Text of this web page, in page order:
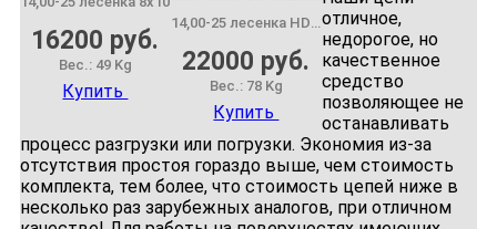
16200 руб.
Вес.: 49 Kg
Купить
22000 руб.
Вес.: 78 Kg
Купить
отличное,
недорогое, но
качественное
средство
позволяющее не
останавливать
процесс разгрузки или погрузки. Экономия из-за
отсутствия простоя гораздо выше, чем стоимость
комплекта, тем более, что стоимость цепей ниже в
несколько раз зарубежных аналогов, при отличном